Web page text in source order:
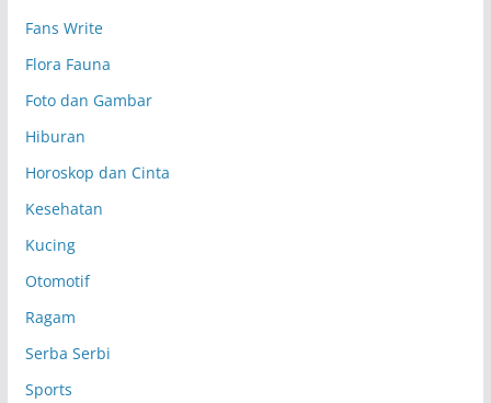
Fans Write
Flora Fauna
Foto dan Gambar
Hiburan
Horoskop dan Cinta
Kesehatan
Kucing
Otomotif
Ragam
Serba Serbi
Sports